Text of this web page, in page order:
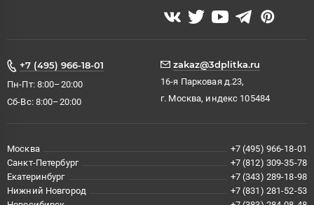
+7 (495) 966-18-01
Пн-Пт: 8:00–20:00
Сб-Вс: 8:00–20:00
zakaz@3dplitka.ru
16-я Парковая д.23,
г. Москва, индекс 105484
Москва
+7 (495) 966-18-01
Санкт-Петербург
+7 (812) 309-35-78
Екатеринбург
+7 (343) 289-18-98
Нижний Новгород
+7 (831) 281-52-53